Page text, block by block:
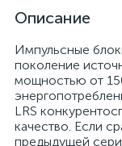
Описание
Импульсные
поколение
мощностью от
LRS
качество. Если
предыдущей